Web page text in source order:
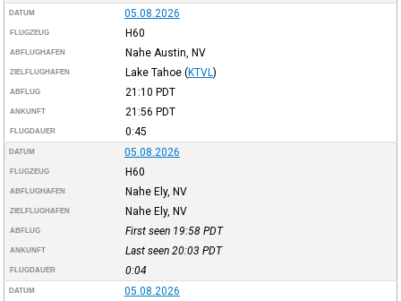
DATUM 05.08.2026
FLUGZEUG H60
ABFLUGHAFEN Nahe Austin, NV
ZIELFLUGHAFEN Lake Tahoe (KTVL )
ABFLUG 21:10 PDT
ANKUNFT 21:56 PDT
FLUGDAUER 0:45
DATUM 05.08.2026
FLUGZEUG H60
ABFLUGHAFEN Nahe Ely, NV
ZIELFLUGHAFEN Nahe Ely, NV
ABFLUG First seen 19:58 PDT
ANKUNFT Last seen 20:03 PDT
FLUGDAUER 0:04
DATUM 05.08.2026